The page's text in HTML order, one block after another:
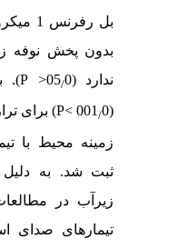
بل رفرنس 1 میکروپاسکال به ترتیب برای
بدون پخش نوفه
ندارد (05 /0
>
P
)
.
(001
/0
P<
)برای
زمینه محیط با
ثبت شد. به دلیل
زیرآب در
تیمارهای صدای